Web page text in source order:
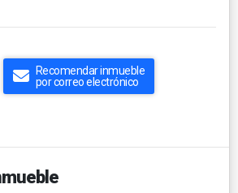
Recomendar inmueble
por correo electrónico